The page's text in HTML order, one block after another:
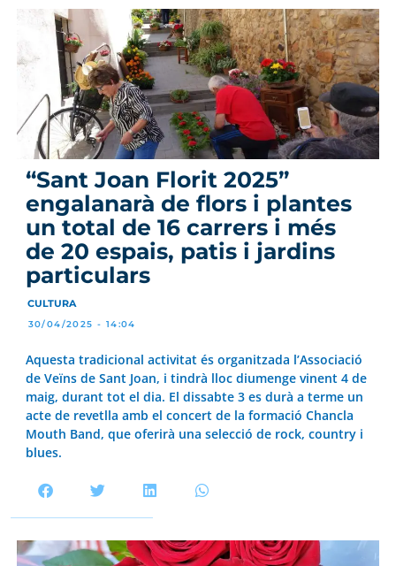
“Sant Joan Florit 2025”
engalanarà de flors i plantes
un total de 16 carrers i més
de 20 espais, patis i jardins
particulars
CULTURA
30/04/2025 - 14:04
Aquesta tradicional activitat és organitzada l’Associació
de Veïns de Sant Joan, i tindrà lloc diumenge vinent 4 de
maig, durant tot el dia. El dissabte 3 es durà a terme un
acte de revetlla amb el concert de la formació Chancla
Mouth Band, que oferirà una selecció de rock, country i
blues.